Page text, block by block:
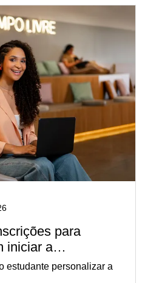
para
iniciar a
outubro
estudante personalizar a